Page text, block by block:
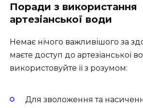
Поради з використання
артезіанської води
Немає нічого важливішого за
маєте доступ до артезіанської
використовуйте її з розумом:
Для зволоження та